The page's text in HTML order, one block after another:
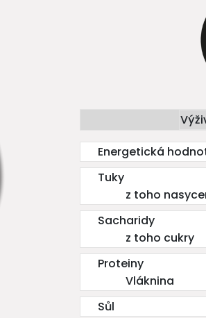
Energetická
Tuky
z toho
Sacharidy
z toho cukry
Proteiny
Vláknina
Sůl